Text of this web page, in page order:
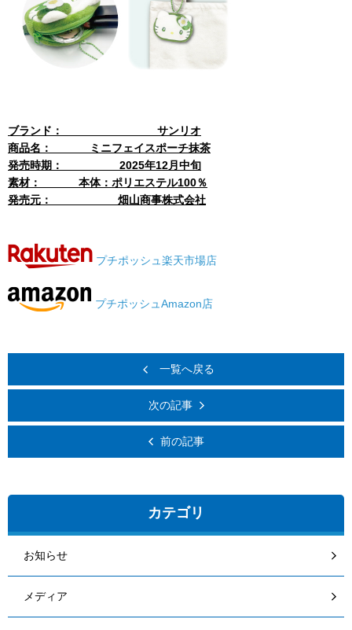
ブランド： サンリオ
商品名： ミニフェイスポーチ抹茶
発売時期： 2025年12月中旬
素材： 本体：ポリエステル100％
発売元：
畑山商事株式会社
プチポッシュ楽天市場店
プチポッシュAmazon店
一覧へ戻る
次の記事
前の記事
カテゴリ
お知らせ
メディア